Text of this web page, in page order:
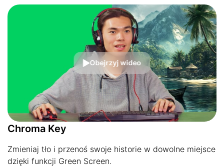
Obejrzyj wideo
Chroma Key
Zmieniaj tło i przenoś swoje historie w dowolne miejsce
dzięki funkcji Green Screen.